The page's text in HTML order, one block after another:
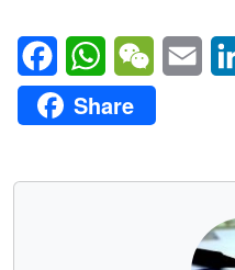
FacebookWhatsAppWeChatEmail
Share